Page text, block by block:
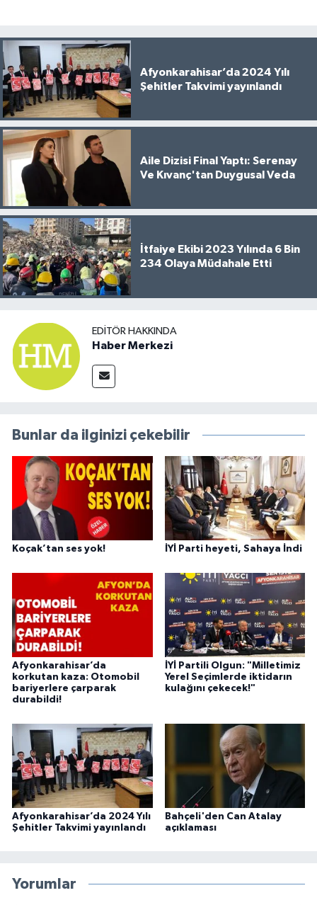
Afyonkarahisar’da 2024 Yılı
Şehitler Takvimi yayınlandı
Aile Dizisi Final Yaptı: Serenay
Ve Kıvanç'tan Duygusal Veda
İtfaiye Ekibi 2023 Yılında 6 Bin
234 Olaya Müdahale Etti
EDITÖR HAKKINDA
Haber Merkezi
Bunlar da ilginizi çekebilir
Koçak’tan ses yok! İYİ Parti heyeti, Sahaya İndi
Afyonkarahisar’da
korkutan kaza: Otomobil
bariyerlere çarparak
durabildi!
İYİ Partili Olgun: "Milletimiz
Yerel Seçimlerde iktidarın
kulağını çekecek!"
Afyonkarahisar’da 2024 Yılı
Şehitler Takvimi yayınlandı
Bahçeli'den Can Atalay
açıklaması
Yorumlar